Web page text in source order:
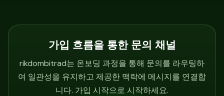
가입 흐름을 통한 문의 채널
rikdombitrad는 온보딩 과정을 통해 문의를 라우팅하
여 일관성을 유지하고 제공한 맥락에 메시지를 연결합
니다. 가입 시작으로 시작하세요.